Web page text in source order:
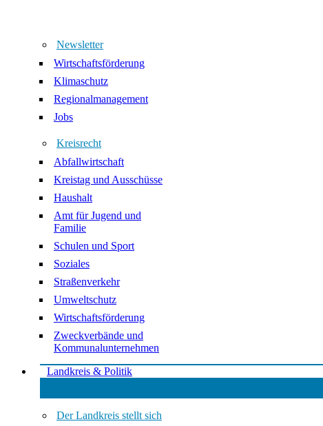
Newsletter
Wirtschaftsförderung
Klimaschutz
Regionalmanagement
Jobs
Kreisrecht
Abfallwirtschaft
Kreistag und Ausschüsse
Haushalt
Amt für Jugend und
Familie
Schulen und Sport
Soziales
Straßenverkehr
Umweltschutz
Wirtschaftsförderung
Zweckverbände und
Kommunalunternehmen
Landkreis & Politik
Der Landkreis stellt sich